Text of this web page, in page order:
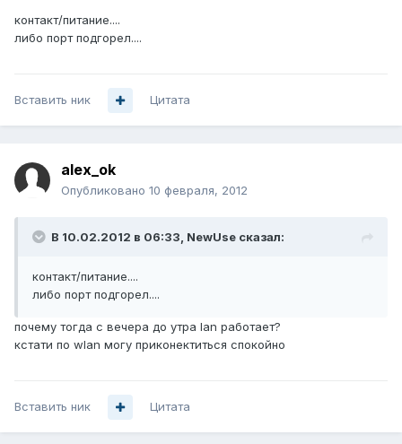
контакт/питание....
либо порт подгорел....
Вставить ник Цитата
alex_ok
Опубликовано 10 февраля, 2012
В 10.02.2012 в 06:33, NewUse сказал:
контакт/питание....
либо порт подгорел....
почему тогда с вечера до утра lan работает?
кстати по wlan могу приконектиться спокойно
Вставить ник Цитата